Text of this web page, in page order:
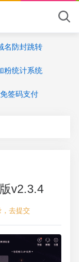
名防封跳转
粉统计系统
签码支付
v2.3.4
，去提交